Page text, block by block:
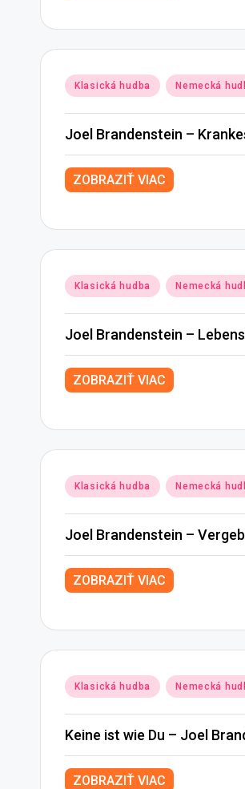
Posted
Klasická hudba Nemecká
Joel Brandenstein –
ZOBRAZIŤ VIAC
Posted
Klasická hudba Nemecká
Joel Brandenstein –
ZOBRAZIŤ VIAC
Posted
Klasická hudba Nemecká
Joel Brandenstein –
ZOBRAZIŤ VIAC
Posted
Klasická hudba Nemecká
Keine ist wie Du – Joel
ZOBRAZIŤ VIAC